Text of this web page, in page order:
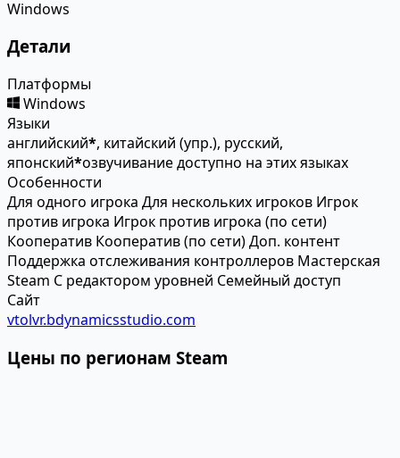
Windows
Детали
Платформы
Windows
Языки
английский*, китайский (упр.), русский,
японский*озвучивание доступно на этих языках
Особенности
Для одного игрока Для нескольких игроков Игрок
против игрока Игрок против игрока (по сети)
Кооператив Кооператив (по сети)Доп. контент
Поддержка отслеживания контроллеров Мастерская
Steam С редактором уровней Семейный доступ
Сайт
vtolvr.bdynamicsstudio.com
Цены по регионам Steam